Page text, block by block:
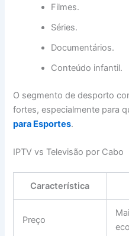
Filmes.
Séries.
Documentários.
Conteúdo infantil.
O segmento de desporto
fortes, especialmente para
para Esportes.
IPTV vs Televisão por Cabo
Característica
Preço